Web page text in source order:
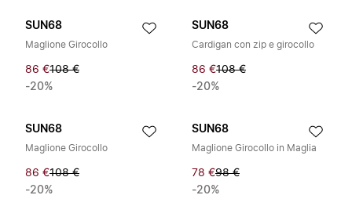
SUN68
Maglione Girocollo
86 €108 €
-20%
SUN68
Cardigan con zip e girocollo
86 €108 €
-20%
SUN68
Maglione Girocollo
86 €108 €
-20%
SUN68
Maglione Girocollo in Maglia
78 €98 €
-20%